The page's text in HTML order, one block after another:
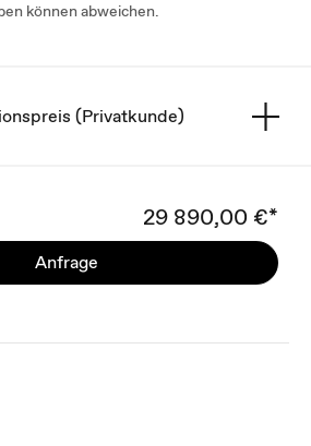
können abweichen.
(Privatkunde)
29 890,00 €*
Anfrage